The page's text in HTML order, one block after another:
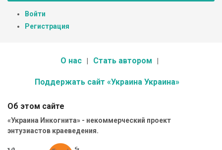
Войти
Регистрация
О нас Стать автором
Поддержать сайт «Украина Украина»
Об этом сайте
«Украина Инкогнита» - некоммерческий проект
энтузиастов краеведения.